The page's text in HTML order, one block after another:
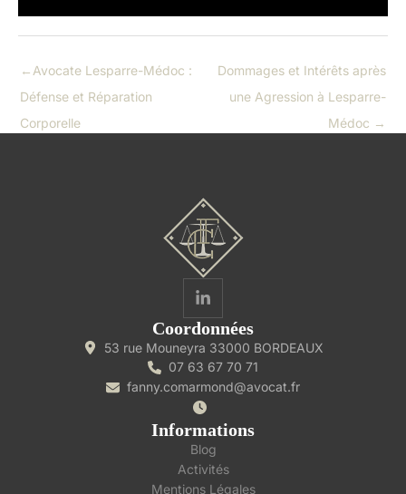
← Avocate Lesparre-Médoc :
Défense et Réparation
Corporelle
Dommages et Intérêts après
une Agression à Lesparre-
Médoc →
Coordonnées
53 rue Mouneyra 33000 BORDEAUX
07 63 67 70 71
fanny.comarmond@avocat.fr
Informations
Blog
Activités
Mentions Légales